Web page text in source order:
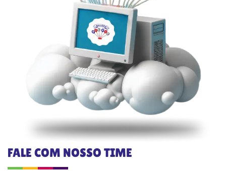
FALE COM NOSSO TIME